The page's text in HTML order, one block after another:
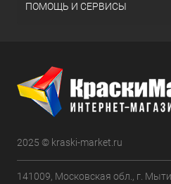
ПОМОЩЬ И СЕРВИСЫ
2025 © kraski-market.ru
141009, Московская обл., г.